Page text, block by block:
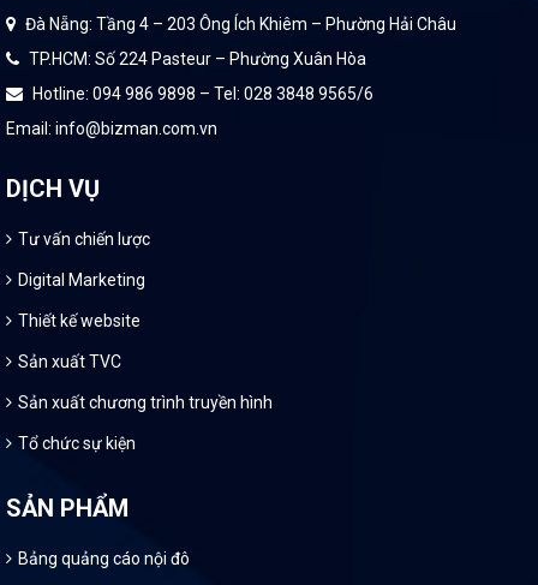
Đà Nẵng: Tầng 4 – 203 Ông Ích Khiêm – Phường Hải Châu
TP.HCM: Số 224 Pasteur – Phường Xuân Hòa
Hotline: 094 986 9898 – Tel: 028 3848 9565/6
Email: info@bizman.com.vn
DỊCH VỤ
Tư vấn chiến lược
Digital Marketing
Thiết kế website
Sản xuất TVC
Sản xuất chương trình truyền hình
Tổ chức sự kiện
SẢN PHẨM
Bảng quảng cáo nội đô